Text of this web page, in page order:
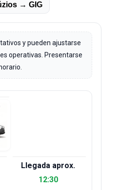
→ GIG
y pueden ajustarse
operativas. Presentarse
12:30